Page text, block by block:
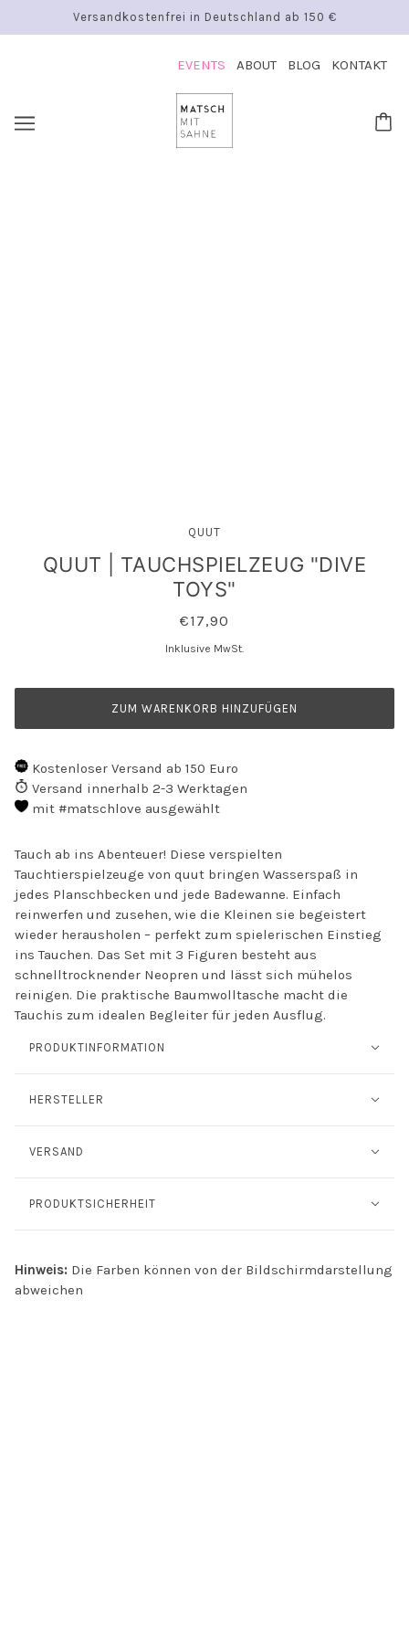
Versandkostenfrei in Deutschland ab 150 €
EVENTS ABOUT BLOG KONTAKT
QUUT
QUUT | TAUCHSPIELZEUG "DIVE
TOYS"
€17,90
Inklusive MwSt.
ZUM WARENKORB HINZUFÜGEN
Kostenloser Versand ab 150 Euro
Versand innerhalb 2-3 Werktagen
mit #matschlove ausgewählt
Tauch ab ins Abenteuer! Diese verspielten
Tauchtierspielzeuge von quut bringen Wasserspaß in
jedes Planschbecken und jede Badewanne. Einfach
reinwerfen und zusehen, wie die Kleinen sie begeistert
wieder herausholen – perfekt zum spielerischen Einstieg
ins Tauchen. Das Set mit 3 Figuren besteht aus
schnelltrocknender Neopren und lässt sich mühelos
reinigen. Die praktische Baumwolltasche macht die
Tauchis zum idealen Begleiter für jeden Ausflug.
PRODUKTINFORMATION
HERSTELLER
VERSAND
PRODUKTSICHERHEIT
Hinweis: Die Farben können von der Bildschirmdarstellung
abweichen